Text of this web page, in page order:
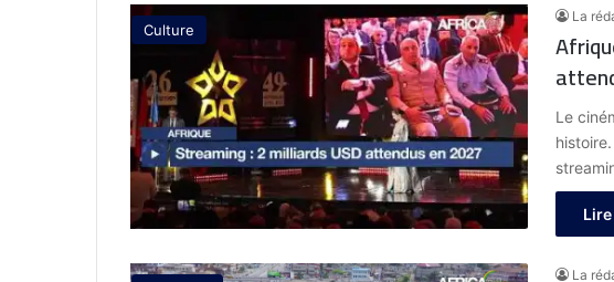
Culture
La
Le
La